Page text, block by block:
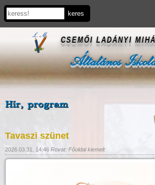
CSEMŐI LADÁNYI
Általános
Hír, program
Tavaszi szünet
2026.03.31. 14:46 Rovat: Főoldal kiemelt